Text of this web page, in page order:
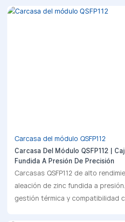
Carcasa del módulo QSFP112
Carcasa Del Módulo QSFP112 |
Fundida A Presión De Precisión
Carcasas QSFP112 de alto
aleación de zinc fundida a
gestión térmica y compatibilidad